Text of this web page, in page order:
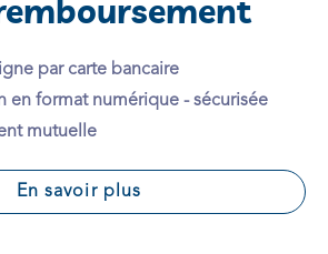
par carte bancaire
en format numérique - sécurisée
mutuelle
En savoir plus